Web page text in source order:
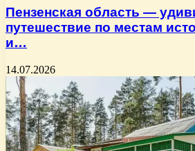
Пензенская область —
путешествие по местам
и…
14.07.2026